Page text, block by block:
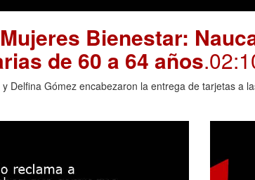
Bienestar:
de 60 a 64 años
Delfina Gómez encabezaron la entrega de tarjetas a